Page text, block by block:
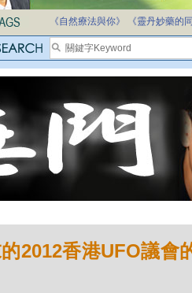
《自然療法與你》
《靈丹妙藥的
2012香港UFO議會